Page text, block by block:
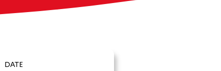
DATE